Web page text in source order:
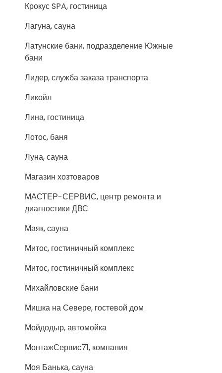
Крокус SPA, гостиница
Лагуна, сауна
Латунские бани, подразделение Южные
бани
Лидер, служба заказа транспорта
Ликойл
Лина, гостиница
Лотос, баня
Луна, сауна
Магазин хозтоваров
МАСТЕР-СЕРВИС, центр ремонта и
диагностики ДВС
Маяк, сауна
Митос, гостиничный комплекс
Митос, гостиничный комплекс
Михайловские бани
Мишка на Севере, гостевой дом
Мойдодыр, автомойка
МонтажСервис71, компания
Моя Банька, сауна